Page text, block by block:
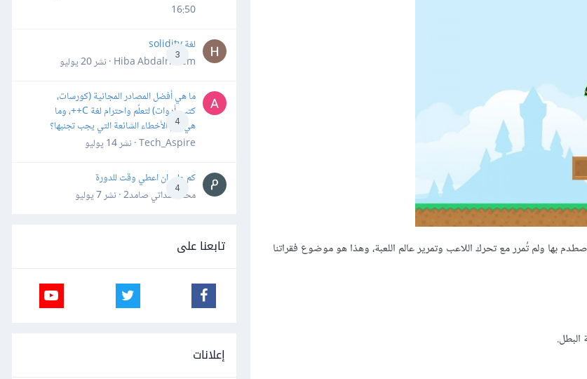
بها ولم تُمرر مع تحرك اللاعب وتمرير عالم اللعبة، وهذا هو موضوع فقراتنا
البطل.
16:50
3
لغة solidity
Hiba Abdalrheem · نشر
20 يوليو
4
ما هي أفضل المصادر المجانية (كورسات،
كتب، أدوات) لتعلّم واحترام لغة C++، وما
هي أهم الأخطاء الشائعة التي يجب تجنبها؟
Tech_Aspire · نشر
14 يوليو
4
كم علي ان اعطي وقت للدورة
محمد سداتي صامد2 · نشر
7 يوليو
تابعنا على
إعلانات